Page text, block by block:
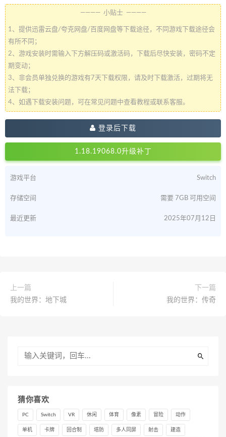
———— 小贴士 ————
1、提供迅雷云盘/夸克网盘/百度网盘等下载途径，不同游戏下载途径会
有所不同；
2、游戏安装时需输入下方解压码或激活码，下载后尽快安装，密码不定
期变动；
3、非会员单独兑换的游戏有7天下载权限，请及时下载激活，过期将无
法下载；
4、如遇下载安装问题，可在常见问题中查看教程或联系客服。
登录后下载
1.18.19068.0升级补丁
游戏平台 Switch
存储空间 需要 7GB 可用空间
最近更新 2025年07月12日
上一篇
我的世界：地下城
下一篇
我的世界：传奇
猜你喜欢
PC Switch VR 休闲 体育 像素 冒险 动作
单机 卡牌 回合制 塔防 多人同屏 射击 建造